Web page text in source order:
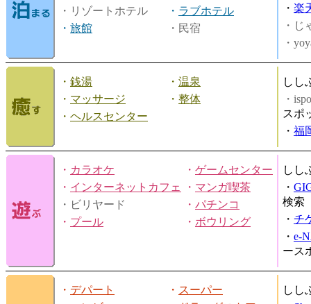
・リゾートホテル
・ ラブホテル
・ 旅館 ・民宿
・ 楽
・じ
・
・ 銭湯 ・ 温泉
・ マッサージ ・ 整体
・ ヘルスセンター
しし
・
スポ
・ 福
・ カラオケ ・ ゲームセンター
・ インターネットカフェ ・ マンガ喫茶
・ビリヤード
・ パチンコ
・ プール ・ ボウリング
しし
・
検索
・ チ
・ e-
ース
・ デパート ・ スーパー
しし